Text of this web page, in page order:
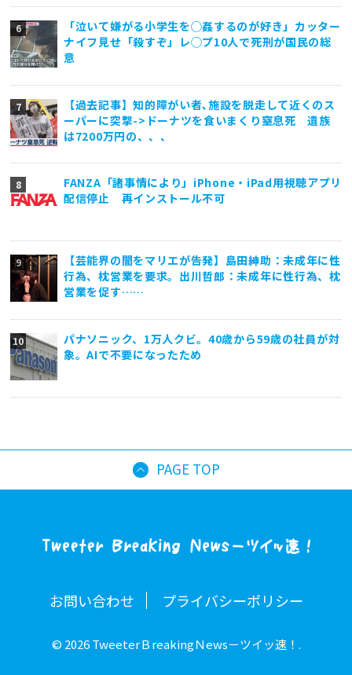
「泣いて嫌がる小学生を◯姦するのが好き」カッター
ナイフ見せ「殺すぞ」レ◯プ10人で死刑が国民の総
意
【過去記事】知的障がい者､施設を脱走して近くのス
ーパーに突撃->ドーナツを食いまくり窒息死 遺族
は7200万円の、、、
FANZA「諸事情により」iPhone・iPad用視聴アプリ
配信停止 再インストール不可
【芸能界の闇をマリエが告発】島田紳助：未成年に性
行為、枕営業を要求。出川哲郎：未成年に性行為、枕
営業を促す……
パナソニック、1万人クビ。40歳から59歳の社員が対
象。AIで不要になったため
PAGE TOP
お問い合わせ プライバシーポリシー
© 2026 TweeterＢreakingＮews－ツイッ速！.